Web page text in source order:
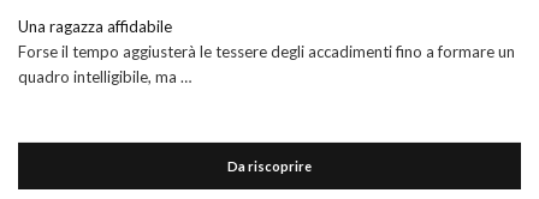
Una ragazza affidabile
Forse il tempo aggiusterà le tessere degli accadimenti fino a formare un
quadro intelligibile, ma …
Da riscoprire